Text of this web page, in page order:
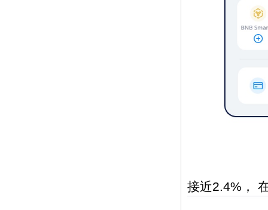
接近2.4%，